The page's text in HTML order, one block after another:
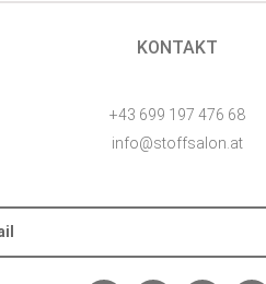
KONTAKT
+43 699 197 476 68
info@stoffsalon.at